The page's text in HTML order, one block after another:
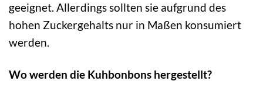
geeignet. Allerdings sollten sie aufgrund des
hohen Zuckergehalts nur in Maßen konsumiert
werden.
Wo werden die Kuhbonbons hergestellt?